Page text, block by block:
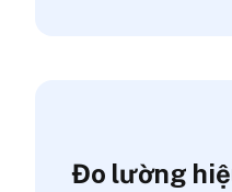
Đo lường